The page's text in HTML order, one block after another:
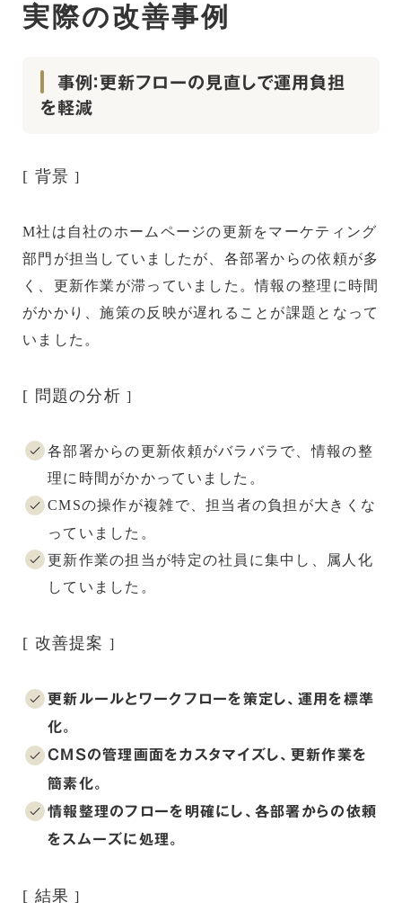
実際の改善事例
事例：更新フローの見直しで運用負担
を軽減
[ 背景]
M社は自社のホームページの更新をマーケティング
部門が担当していましたが、各部署からの依頼が多
く、更新作業が滞っていました。情報の整理に時間
がかかり、施策の反映が遅れることが課題となって
いました。
[ 問題の分析]
各部署からの更新依頼がバラバラで、情報の整
理に時間がかかっていました。
CMSの操作が複雑で、担当者の負担が大きくな
っていました。
更新作業の担当が特定の社員に集中し、属人化
していました。
[ 改善提案 ]
更新ルールとワークフローを策定し、運用を標準
化。
CMSの管理画面をカスタマイズし、更新作業を
簡素化。
情報整理のフローを明確にし、各部署からの依頼
をスムーズに処理。
[ 結果]